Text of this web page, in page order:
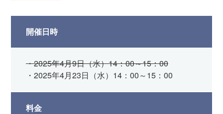
開催日時
・2025年4月9日（水）14：00～15：00
・2025年4月23日（水）14：00～15：00
料金